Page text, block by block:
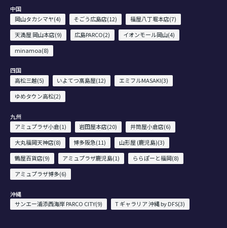
中国
岡山タカシマヤ(4)
そごう広島店(12)
福屋八丁堀本店(7)
天満屋 岡山本店(9)
広島PARCO(2)
イオンモール岡山(4)
minamoa(8)
四国
高松三越(5)
いよてつ髙島屋(12)
エミフルMASAKI(3)
ゆめタウン高松(2)
九州
アミュプラザ小倉(1)
岩田屋本店(20)
井筒屋小倉店(6)
大丸福岡天神店(8)
博多阪急(11)
山形屋 (鹿児島)(3)
鶴屋百貨店(9)
アミュプラザ鹿児島(1)
ららぽーと福岡(8)
アミュプラザ博多(6)
沖縄
サンエー浦添西海岸 PARCO CITY(9)
T ギャラリア 沖縄 by DFS(3)